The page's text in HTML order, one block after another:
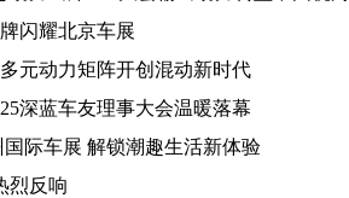
闪耀北京车展
元动力矩阵开创混动新时代
深蓝车友理事大会温暖落幕
际车展 解锁潮趣生活新体验
烈反响